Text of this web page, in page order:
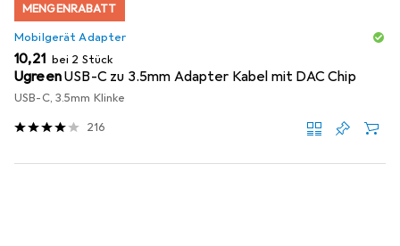
MENGENRABATT
Mobilgerät Adapter
EUR
10,21 bei 2 Stück
UgreenUSB-C zu 3.5mm Adapter Kabel mit DAC Chip
USB-C, 3.5mm Klinke
216